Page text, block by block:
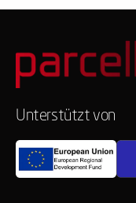
Unterstützt von